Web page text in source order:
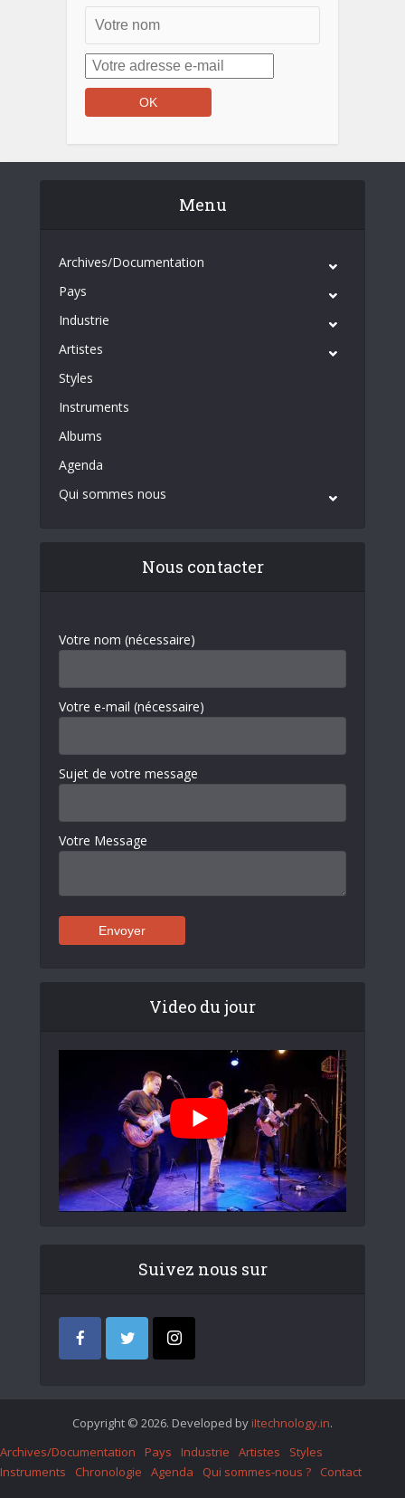
Menu
Archives/Documentation
Pays
Industrie
Artistes
Styles
Instruments
Albums
Agenda
Qui sommes nous
Nous contacter
Votre nom (nécessaire)
Votre e-mail (nécessaire)
Sujet de votre message
Votre Message
Video du jour
Suivez nous sur
Copyright © 2026. Developed by iItechnology.in.
Archives/Documentation
Pays Industrie Artistes
Styles
Instruments
Chronologie Agenda Qui sommes-nous ? Contact